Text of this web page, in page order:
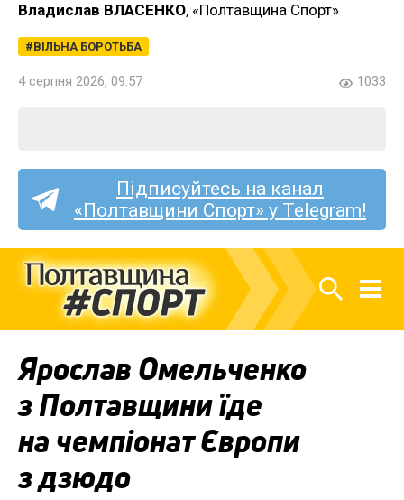
Владислав ВЛАСЕНКО, «Полтавщина Спорт»
ВІЛЬНА БОРОТЬБА
4 серпня 2026, 09:57 1033
Підписуйтесь на канал
«Полтавщини Спорт» у Telegram!
Ярослав Омельченко
з Полтавщини їде
на чемпіонат Європи
з дзюдо